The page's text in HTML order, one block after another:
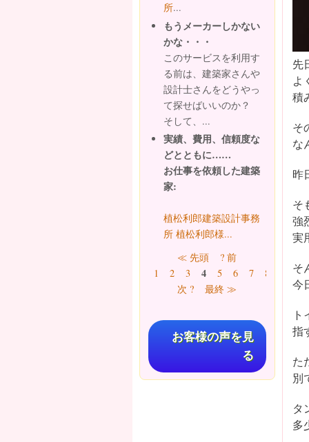
先
よ
積
そ
な
昨
そ
強
実
そ
今
指
た
別
タ
多
所...
もうメーカーしかない
かな・・・
このサービスを利用す
る前は、建築家さんや
設計士さんをどうやっ
て探せばいいのか？
そして、...
実績、費用、信頼度な
どとともに……
お仕事を依頼した建築
家:
植松利郎建築設計事務
所 植松利郎様...
ページ≪ 先頭
? 前
1
2 3 4 5 6 7 8
…
次 ?
最終 ≫
お客様の声を見
る